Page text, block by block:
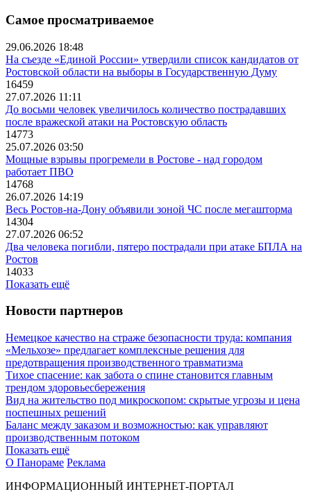
Самое просматриваемое
29.06.2026 18:48
На съезде «Единой России» утвердили список кандидатов от
Ростовской области на выборы в Государственную Думу
16459
27.07.2026 11:11
До восьми человек увеличилось количество пострадавших
после вражеской атаки на Ростовскую область
14773
25.07.2026 03:50
Мощные взрывы прогремели в Ростове - над городом
работает ПВО
14768
26.07.2026 14:19
Весь Ростов-на-Дону объявили зоной ЧС после мегашторма
14304
27.07.2026 06:52
Два человека погибли, пятеро пострадали при атаке БПЛА на
Ростов
14033
Показать ещё
Новости партнеров
Немецкое качество на страже безопасности труда: компания
«Мельхозе» предлагает комплексные решения для
предотвращения производственного травматизма
Тихое спасение: как забота о спине становится главным
трендом здоровьесбережения
Вид на жительство под микроскопом: скрытые угрозы и цена
поспешных решений
Баланс между заказом и возможностью: как управляют
производственным потоком
Показать ещё
О Панораме Реклама
ИНФОРМАЦИОННЫЙ ИНТЕРНЕТ-ПОРТАЛ